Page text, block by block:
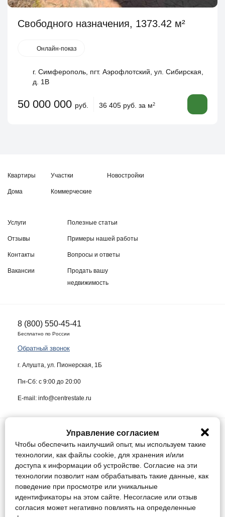
Свободного назначения, 1373.42 м²
Онлайн-показ
г. Симферополь, пгт. Аэрофлотский, ул. Сибирская,
д. 1В
50 000 000 руб. 36 405 руб. за м2
Квартиры
Дома
Участки
Коммерческие
Новостройки
Услуги
Отзывы
Контакты
Вакансии
Полезные статьи
Примеры нашей работы
Вопросы и ответы
Продать вашу
недвижимость
8 (800) 550-45-41
Бесплатно по России
Обратный звонок
г. Алушта, ул. Пионерская, 1Б
Пн-Сб: с 9:00 до 20:00
E-mail: info@centrestate.ru
ИП Жуков Виктор Васильевич ИНН 910218942064
Данный сайт носит информационный характер и ни при каких условиях
не является публичной офертой, определяемой положениями статьи
437 Гражданского кодекса Российской Федерации.
Конфиденциальность
Соглашение
Управление cookie / Отозвать согласие
Управление согласием
Чтобы обеспечить наилучший опыт, мы используем такие
технологии, как файлы cookie, для хранения и/или
доступа к информации об устройстве. Согласие на эти
технологии позволит нам обрабатывать такие данные, как
поведение при просмотре или уникальные
идентификаторы на этом сайте. Несогласие или отзыв
согласия может негативно повлиять на определенные